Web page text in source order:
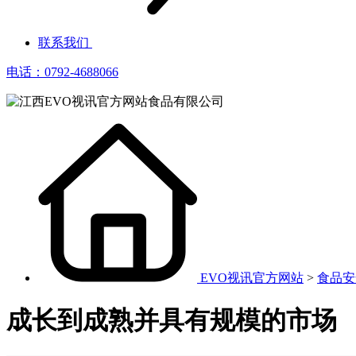
联系我们
电话：0792-4688066
EVO视讯官方网站 > 食品
成长到成熟并具有规模的市场